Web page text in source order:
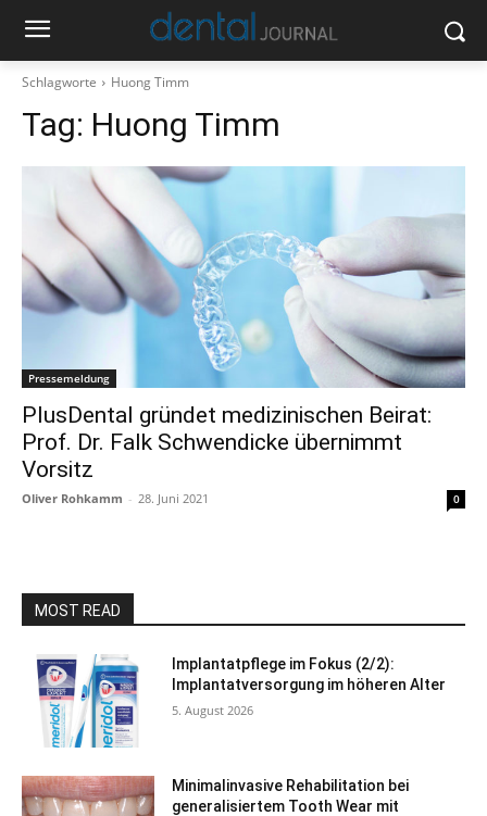
Schlagworte Huong Timm
Tag: Huong Timm
Pressemeldung
PlusDental gründet medizinischen Beirat:
Prof. Dr. Falk Schwendicke übernimmt
Vorsitz
Oliver Rohkamm - 28. Juni 2021 0
MOST READ
Implantatpflege im Fokus (2/2):
Implantatversorgung im höheren Alter
5. August 2026
Minimalinvasive Rehabilitation bei
generalisiertem Tooth Wear mit